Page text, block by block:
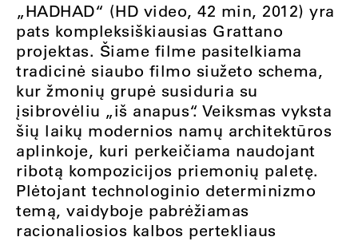
„HADHAD“ (HD video, 42 min, 2012) yra
pats kompleksiškiausias Grattano
projektas. Šiame filme pasitelkiama
tradicinė siaubo filmo siužeto schema,
kur žmonių grupė susiduria su
įsibrovėliu „iš anapus“. Veiksmas vyksta
šių laikų modernios namų architektūros
aplinkoje, kuri perkeičiama naudojant
ribotą kompozicijos priemonių paletę.
Plėtojant technologinio determinizmo
temą, vaidyboje pabrėžiamas
racionaliosios kalbos pertekliaus